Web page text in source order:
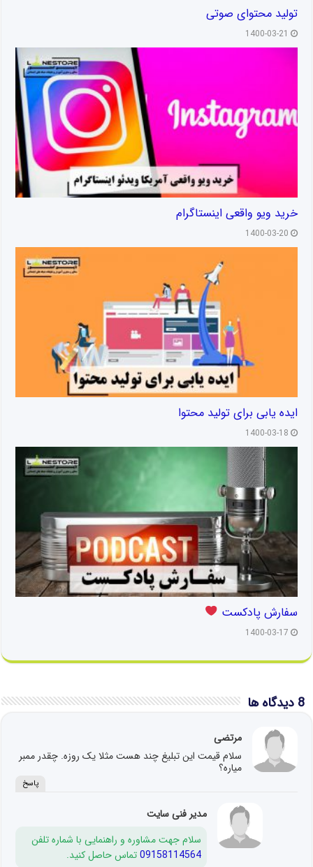
تولید محتوای صوتی
1400-03-21
خرید ویو واقعی اینستاگرام
1400-03-20
ایده یابی برای تولید محتوا
1400-03-18
سفارش پادکست
1400-03-17
8 دیدگاه ها
مرتضی
سلام قیمت این تبلیغ چند هست مثلا یک روزه. چقدر ممبر
میاره؟
پاسخ
مدیر فنی سایت
سلام جهت مشاوره و راهنمایی با شماره تلفن
09158114564تماس حاصل کنید.